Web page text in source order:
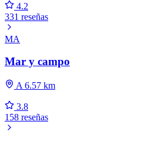
4.2
331 reseñas
MA
Mar y campo
A 6.57 km
3.8
158 reseñas